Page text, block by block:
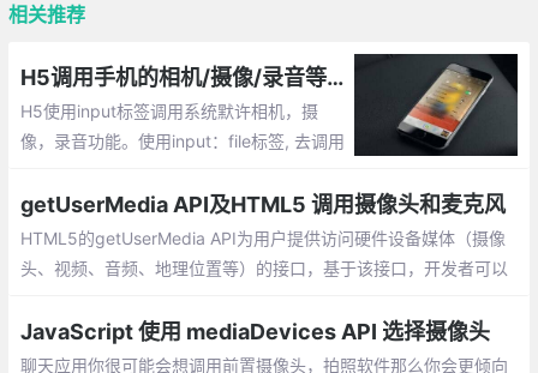
相关推荐
H5调用手机的相机/摄像/录音等功能 _input:file的capture属性说明
H5使用input标签调用系统默许相机，摄
像，录音功能。使用input：file标签, 去调用
个capture属性，直接说明需要调用什么功
能
getUserMedia API及HTML5 调用摄像头和麦克风
HTML5的getUserMedia API为用户提供访问硬件设备媒体（摄像
头、视频、音频、地理位置等）的接口，基于该接口，开发者可以
JavaScript 使用 mediaDevices API 选择摄像头
聊天应用你很可能会想调用前置摄像头，拍照软件那么你会更倾向